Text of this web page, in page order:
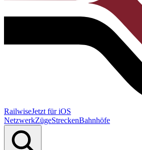
RailwiseJetzt für iOS
NetzwerkZügeStreckenBahnhöfe